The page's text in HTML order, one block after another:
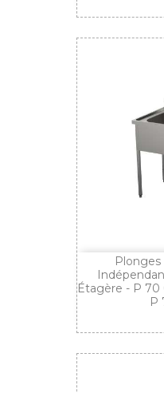
Étagère - P 70
P